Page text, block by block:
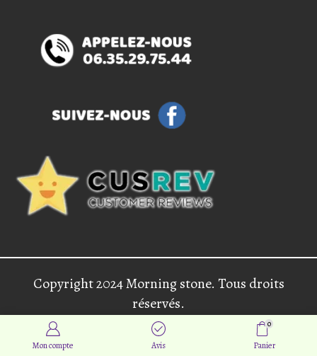
Copyright 2024 Morning stone. Tous droits
réservés.
Mon compte Avis
0
Panier